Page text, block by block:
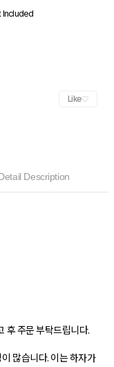
Included
Like
Description
후 주문 부탁드립니다.
많습니다. 이는 하자가